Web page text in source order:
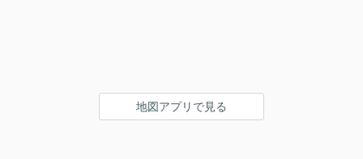
地図アプリで見る